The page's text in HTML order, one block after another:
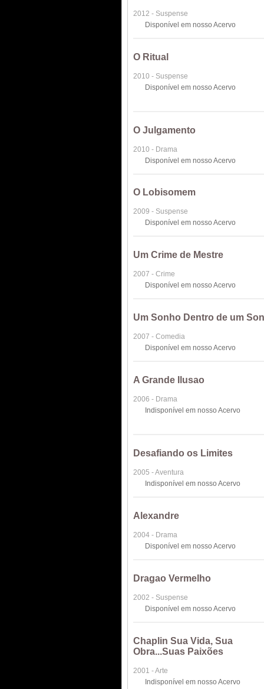
2012 - Suspense
Disponível em nosso Acervo
O Ritual
2010 - Suspense
Disponível em nosso Acervo
O Julgamento
2010 - Drama
Disponível em nosso Acervo
O Lobisomem
2009 - Suspense
Disponível em nosso Acervo
Um Crime de Mestre
2007 - Crime
Disponível em nosso Acervo
Um Sonho Dentro de um
2007 - Comedia
Disponível em nosso Acervo
A Grande Ilusao
2006 - Drama
Indisponível em nosso Acervo
Desafiando os Limites
2005 - Aventura
Indisponível em nosso Acervo
Alexandre
2004 - Drama
Disponível em nosso Acervo
Dragao Vermelho
2002 - Suspense
Disponível em nosso Acervo
Chaplin Sua Vida, Sua
Obra...Suas Paixões
2001 - Arte
Indisponível em nosso Acervo